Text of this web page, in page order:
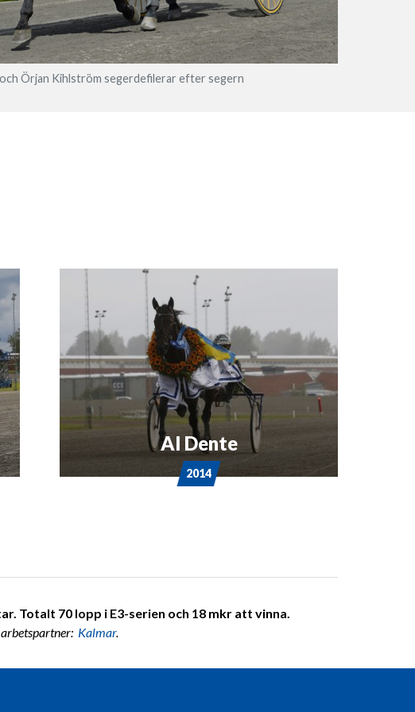
Örjan Kihlström segerdefilerar efter segern
2014
Al Dente
Totalt 70 lopp i E3-serien och 18 mkr att vinna.
Kalmar.